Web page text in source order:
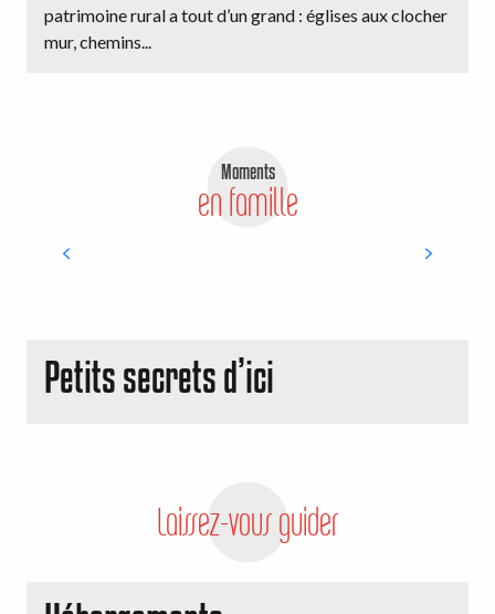
patrimoine rural a tout d’un grand : églises aux clocher
mur, chemins...
Moments
en famille
Aventures en famille
Petits secrets d’ici
Laissez-vous guider